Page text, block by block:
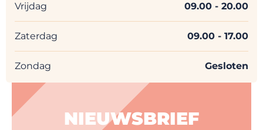
Vrijdag 09.00 - 20.00
Zaterdag 09.00 - 17.00
Zondag Gesloten
NIEUWSBRIEF